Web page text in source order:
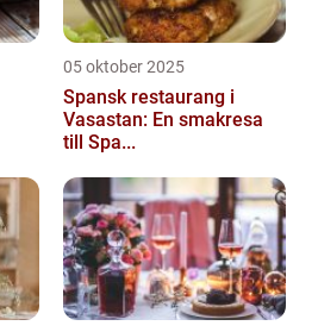
05 oktober 2025
Spansk restaurang i
Vasastan: En smakresa
till Spa...